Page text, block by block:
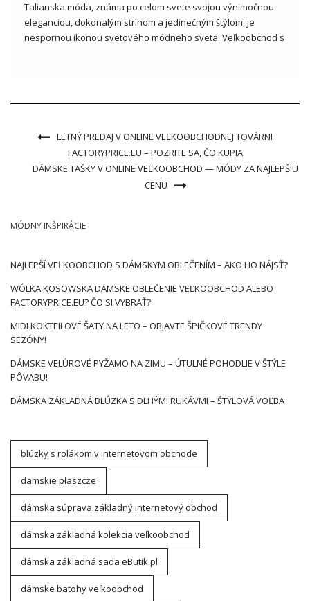
Talianska móda, známa po celom svete svojou výnimočnou
eleganciou, dokonalým strihom a jedinečným štýlom, je
nespornou ikonou svetového módneho sveta. Veľkoobchod s
LETNÝ PREDAJ V ONLINE VEĽKOOBCHODNEJ TOVÁRNI
FACTORYPRICE.EU – POZRITE SA, ČO KUPIA
DÁMSKE TAŠKY V ONLINE VEĽKOOBCHOD — MÓDY ZA NAJLEPŠIU
CENU
MÓDNY INŠPIRÁCIE
NAJLEPŠÍ VEĽKOOBCHOD S DÁMSKYM OBLEČENÍM – AKO HO NÁJSŤ?
WÓLKA KOSOWSKA DÁMSKE OBLEČENIE VEĽKOOBCHOD ALEBO
FACTORYPRICE.EU? ČO SI VYBRAŤ?
MIDI KOKTEILOVÉ ŠATY NA LETO – OBJAVTE ŠPIČKOVÉ TRENDY
SEZÓNY!
DÁMSKE VELÚROVÉ PYŽAMO NA ZIMU – ÚTULNÉ POHODLIE V ŠTÝLE
PÔVABU!
DÁMSKA ZÁKLADNÁ BLÚZKA S DLHÝMI RUKÁVMI – ŠTÝLOVÁ VOĽBA
blúzky s rolákom v internetovom obchode
damskie płaszcze
dámska súprava základný internetový obchod
dámska základná kolekcia veľkoobchod
dámska základná sada eButik.pl
dámske batohy veľkoobchod